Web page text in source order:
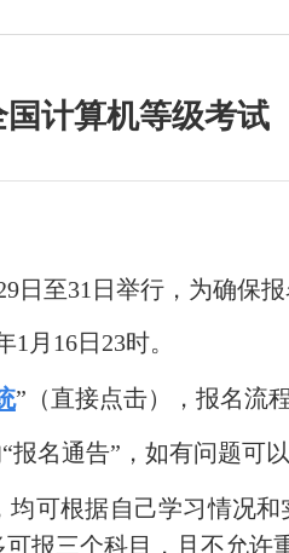
计算机等级考试
日至31 日举行，为确保
1月 16日 23时。
”（直接点击） ，报名流
报名通告”，如有问题可
可根据自己学习情况
报三个科目，且不允许